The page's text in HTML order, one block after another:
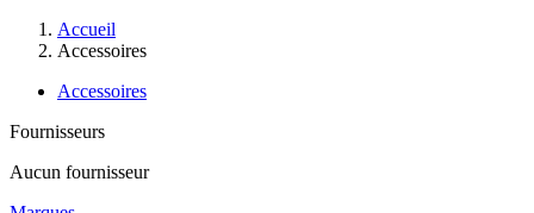
Accueil
Accessoires
Accessoires
Fournisseurs
Aucun fournisseur